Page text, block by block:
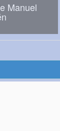
Manuel